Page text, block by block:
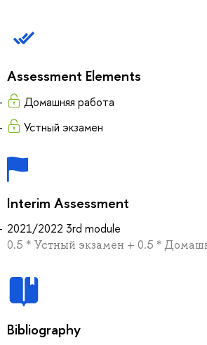
Assessment Elements
Домашняя работа
Устный экзамен
Interim Assessment
2021/2022 3rd module
0.5 * Устный экзамен + 0.5 *
Bibliography